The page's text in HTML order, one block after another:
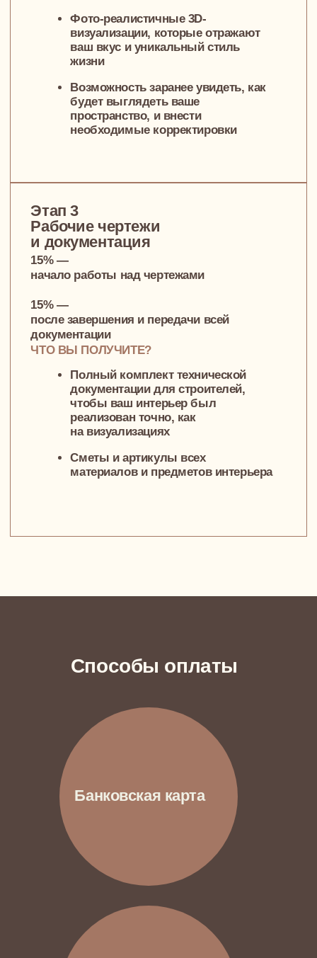
Способы оплаты
Банковская карта
Банковский перевод
на расчетный счет
Квартира в апарт-комплексе Loftec,
воздушная и мягкая, с нотками
классицизма и отдельной комнатой для
творчества Ани
ТРЕХКОМНАТНАЯ КВАРТИРА
Аня, счастливая художница
и обладательница первой
собственной квартиры в Москве